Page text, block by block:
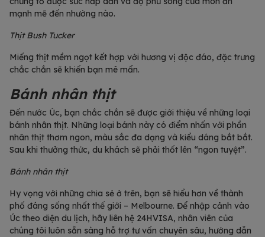
mạnh mẽ đến nhường nào.
Thịt Bush Tucker
Miếng thịt mềm ngọt kết hợp với hương vị độc đáo, đặc trưng
chắc chắn sẽ khiến bạn mê mẩn.
Bánh nhân thịt
Đến nước Úc, bạn chắc chắn sẽ được giới thiệu về những loại
bánh nhân thịt. Những loại bánh này có điểm nhấn với phần
nhân thịt thơm ngon, màu sắc đa dạng và kiểu dáng bắt bắt.
Sau khi thưởng thức, du khách sẽ phải thốt lên “ngon tuyệt”.
Bánh nhân thịt
Hy vọng với những chia sẻ ở trên, bạn sẽ hiểu hơn về thành
phố đáng sống nhất thế giới – Melbourne. Để nhập cảnh vào
Úc theo diện du lịch, hãy liên hệ 24HVISA, nhân viên của
chúng tôi luôn sẵn sàng hỗ trợ tư vấn chuyên sâu, hướng dẫn